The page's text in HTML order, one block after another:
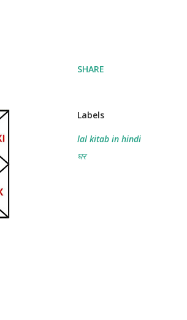
SHARE
Labels
lal kitab in hindi
घर